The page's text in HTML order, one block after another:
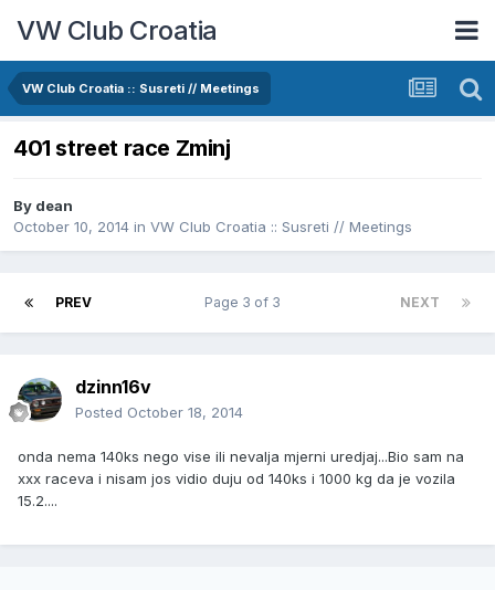
VW Club Croatia
VW Club Croatia :: Susreti // Meetings
401 street race Zminj
By dean
October 10, 2014 in VW Club Croatia :: Susreti // Meetings
PREV NEXT
Page 3 of 3
dzinn16v
Posted October 18, 2014
onda nema 140ks nego vise ili nevalja mjerni uredjaj...Bio sam na
xxx raceva i nisam jos vidio duju od 140ks i 1000 kg da je vozila
15.2....